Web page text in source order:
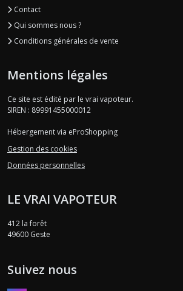
Contact
Qui sommes nous ?
Conditions générales de vente
Mentions légales
Ce site est édité par le vrai vapoteur.
SIREN : 89991455000012
Hébergement via eProShopping
Gestion des cookies
Données personnelles
LE VRAI VAPOTEUR
412 la forêt
49600 Geste
Suivez nous